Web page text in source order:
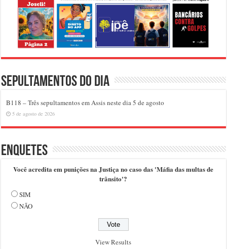
Sepultamentos do dia
B118 – Três sepultamentos em Assis neste dia 5 de agosto
5 de agosto de 2026
Enquetes
Você acredita em punições na Justiça no caso das 'Máfia das multas de
trânsito'?
SIM
NÃO
View Results